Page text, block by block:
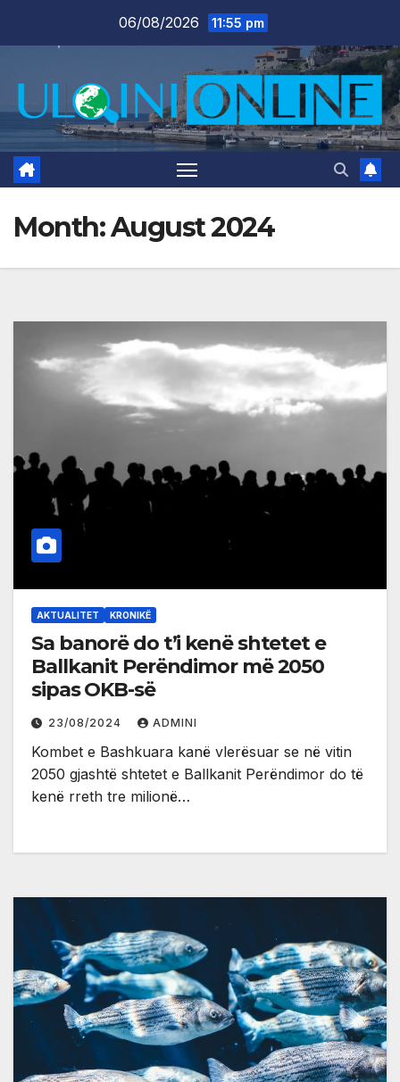
06/08/2026 11:55 pm
Month:August 2024
AKTUALITET KRONIKË
Sa banorë do t’i kenë shtetet e
Ballkanit Perëndimor më 2050
sipas OKB-së
23/08/2024 ADMINI
Kombet e Bashkuara kanë vlerësuar se në vitin
2050 gjashtë shtetet e Ballkanit Perëndimor do të
kenë rreth tre milionë…